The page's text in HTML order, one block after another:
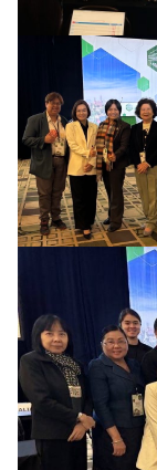
Search
for: